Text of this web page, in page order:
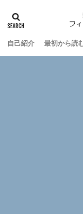
自己紹介 最初から読